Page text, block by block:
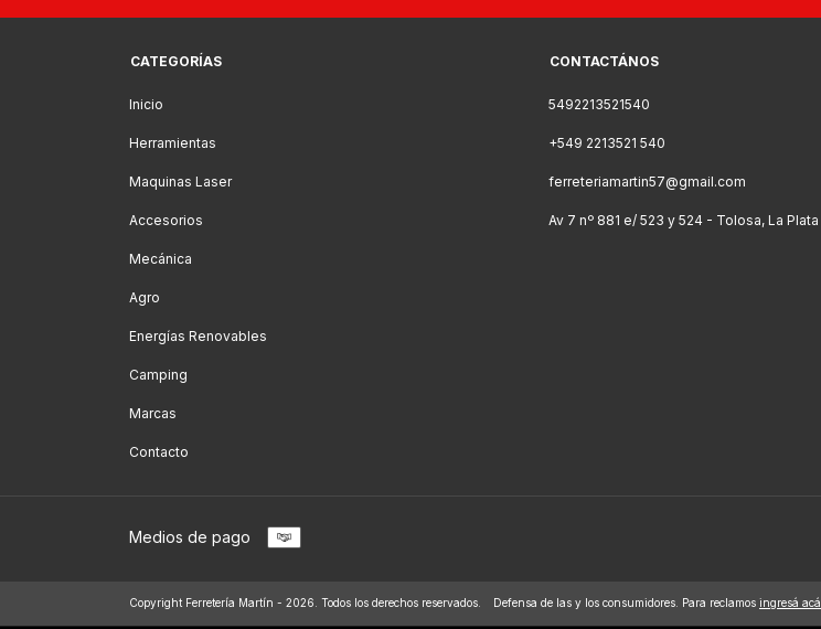
CATEGORÍAS
Inicio
Herramientas
Maquinas Laser
Accesorios
Mecánica
Agro
Energías Renovables
Camping
Marcas
Contacto
CONTACTÁNOS
5492213521540
+549 2213521 540
ferreteriamartin57@gmail.com
Av 7 nº 881 e/ 523 y 524 - Tolosa, La Plata
Medios de pago
Copyright Ferretería Martín - 2026. Todos los derechos reservados. Defensa de las y los consumidores. Para reclamos ingresá acá.